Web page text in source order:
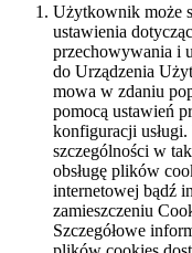
Użytkownik może
ustawienia
przechowywania i
do Urządzenia
mowa w zdaniu
pomocą ustawień
konfiguracji
szczególności w
obsługę plików
internetowej bądź
zamieszczeniu
Szczegółowe